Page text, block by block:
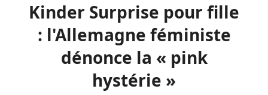
Kinder Surprise pour fille
: l'Allemagne féministe
dénonce la « pink
hystérie »